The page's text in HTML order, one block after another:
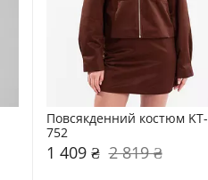
Повсякденний костюм KT-
752
1 409 ₴ 2 819 ₴